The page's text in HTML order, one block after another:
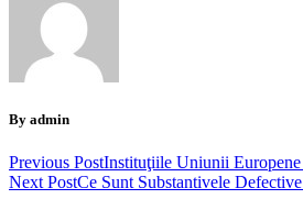
By admin
Previous PostInstituţiile Uniunii
Next PostCe Sunt Substantivele